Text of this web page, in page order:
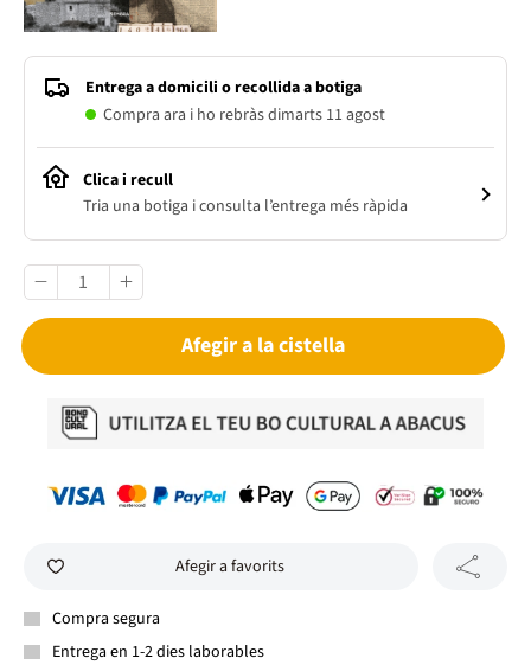
Entrega a domicili o recollida a botiga
Compra ara i ho rebràs dimarts 11 agost
Clica i recull
Tria una botiga i consulta l’entrega més ràpida
Afegir a la cistella
Afegir a favorits
Compra segura
Entrega en 1-2 dies laborables